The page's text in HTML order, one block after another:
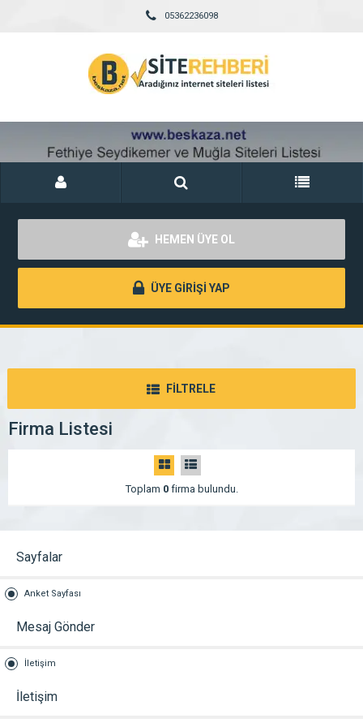
05362236098
HEMEN ÜYE OL
ÜYE GİRİŞİ YAP
FİLTRELE
Firma Listesi
Toplam 0firma bulundu.
Sayfalar
Anket Sayfası
Mesaj Gönder
İletişim
İletişim